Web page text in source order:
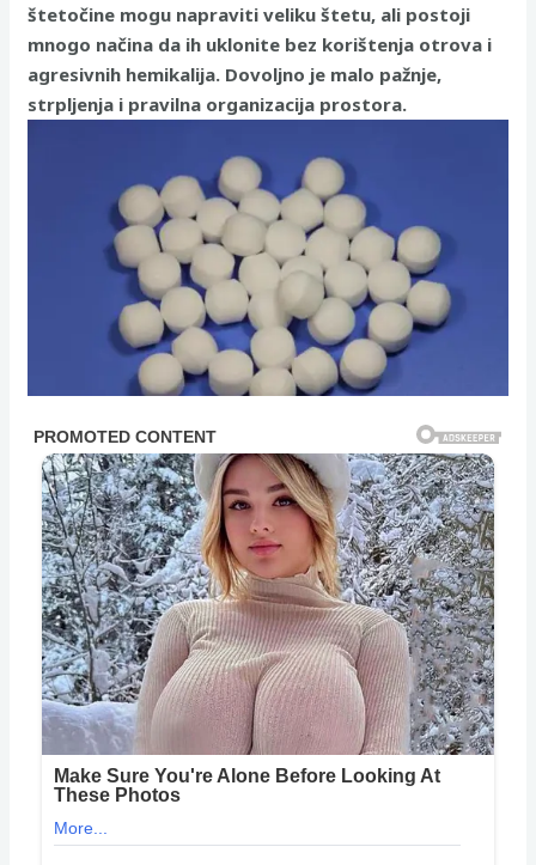
štetočine mogu napraviti veliku štetu, ali postoji
mnogo načina da ih uklonite bez korištenja otrova i
agresivnih hemikalija. Dovoljno je malo pažnje,
strpljenja i pravilna organizacija prostora.